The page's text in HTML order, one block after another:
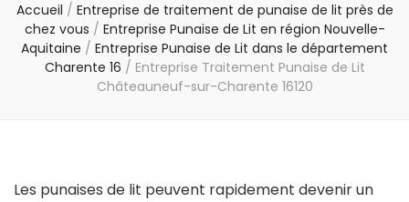
Accueil / Entreprise de traitement de punaise de lit près de
chez vous / Entreprise Punaise de Lit en région Nouvelle-
Aquitaine / Entreprise Punaise de Lit dans le département
Charente 16 / Entreprise Traitement Punaise de Lit
Châteauneuf-sur-Charente 16120
Les punaises de lit peuvent rapidement devenir un